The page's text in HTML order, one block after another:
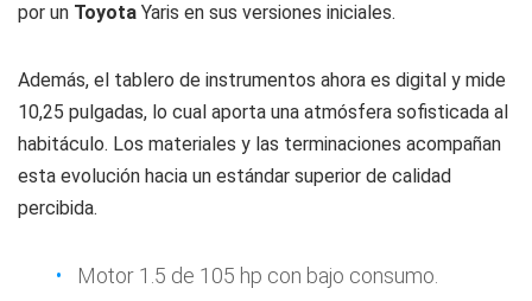
por un Toyota Yaris en sus versiones iniciales.
Además, el tablero de instrumentos ahora es digital y mide
10,25 pulgadas, lo cual aporta una atmósfera sofisticada al
habitáculo. Los materiales y las terminaciones acompañan
esta evolución hacia un estándar superior de calidad
percibida.
Motor 1.5 de 105 hp con bajo consumo.